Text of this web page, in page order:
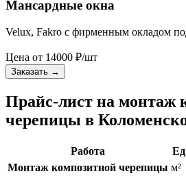
Мансардные окна
Velux, Fakro с фирменным окладом
Цена от 14000 ₽/шт
Заказать →
Прайс-лист на монтаж
черепицы в
Работа
Монтаж композитной черепицы м²